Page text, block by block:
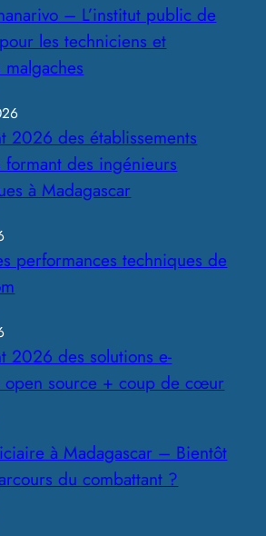
– L’institut public de
les techniciens et
2026 des établissements
formant des ingénieurs
à Madagascar
performances techniques de
2026 des solutions e-
open source + coup de cœur
à Madagascar – Bientôt
du combattant ?